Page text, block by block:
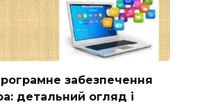
забезпечення
детальний огляд і